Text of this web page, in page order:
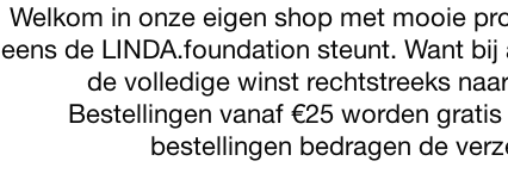
Welkom in onze eigen shop met mooie
eens de LINDA.foundation steunt. Want
de volledige winst rechtstreeks
Bestellingen vanaf €25 worden
bestellingen bedragen de